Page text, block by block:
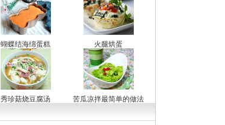
蝴蝶结海绵蛋糕 火腿烘蛋
秀珍菇烧豆腐汤
苦瓜凉拌最简单的做法